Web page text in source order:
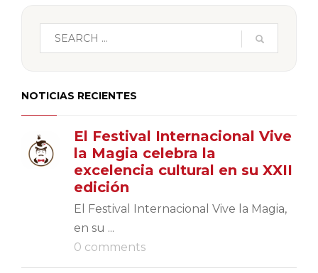
NOTICIAS RECIENTES
El Festival Internacional Vive
la Magia celebra la
excelencia cultural en su XXII
edición
El Festival Internacional Vive la Magia,
en su ...
0 comments